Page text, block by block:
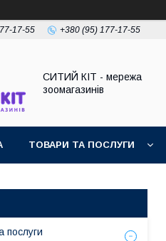
17-55 +380 (95) 177-17-55
СИТИЙ КІТ - мережа
зоомагазинів
ТОВАРИ ТА ПОСЛУГИ
послуги